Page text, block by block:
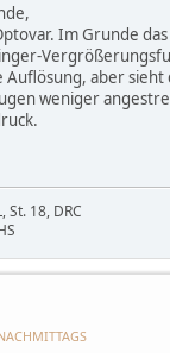
Im Grunde
Auflösung, aber sieht
weniger
St. 18, DRC